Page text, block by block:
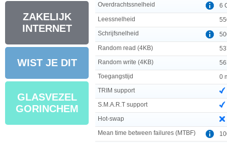
ZAKELIJK
INTERNET
WIST JE DIT
GLASVEZEL
GORINCHEM
Overdrachtssnelheid
6
Leessnelheid
Schrijfsnelheid
Random read (4KB)
Random write (4KB)
Toegangstijd
0
TRIM support
S.M.A.R.T support
Hot-swap
Mean time between failures (MTBF)